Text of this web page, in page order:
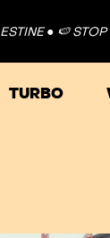
🍉 STOP
TURBO